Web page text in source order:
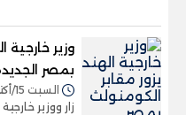
وزير خارجية
بمصر
السبت 15/أكتوبر/2022 - 12:23 م
زار ووزير